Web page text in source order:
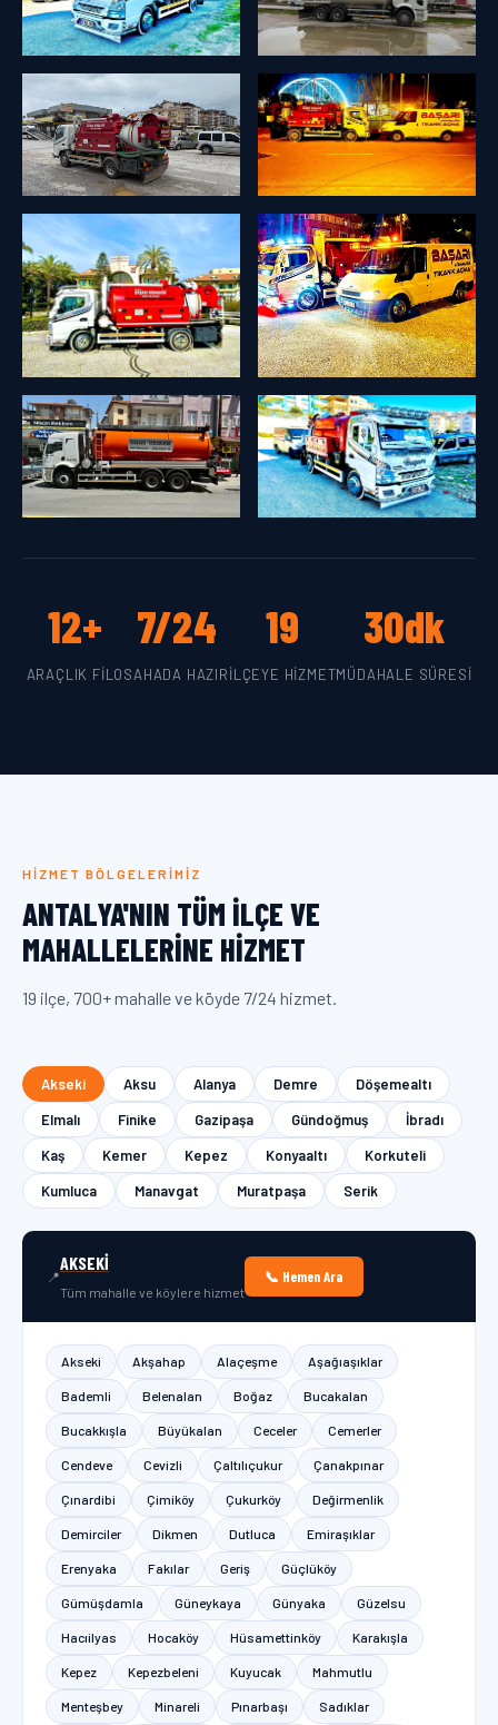
12+
ARAÇLIK FILO
7/24
SAHADA HAZIR
19
İLÇEYE HIZMET
30dk
MÜDAHALE SÜRESI
HIZMET BÖLGELERIMIZ
ANTALYA'NIN TÜM İLÇE VE
MAHALLELERINE HIZMET
19 ilçe, 700+ mahalle ve köyde 7/24 hizmet.
Akseki Aksu Alanya Demre
Döşemealtı
Elmalı
Finike Gazipaşa Gündoğmuş
İbradı
Kaş
Kemer Kepez Konyaaltı
Korkuteli
Kumluca
Manavgat Muratpaşa Serik
📍
AKSEKI
Tüm mahalle ve köylere hizmet
📞 Hemen Ara
Akseki Akşahap Alaçeşme Aşağıaşıklar
Bademli Belenalan Boğaz Bucakalan
Bucakkışla Büyükalan Ceceler Cemerler
Cendeve Cevizli Çaltılıçukur Çanakpınar
Çınardibi Çimiköy Çukurköy Değirmenlik
Demirciler Dikmen Dutluca Emiraşıklar
Erenyaka Fakılar Geriş Güçlüköy
Gümüşdamla Güneykaya Günyaka Güzelsu
Hacıilyas Hocaköy Hüsamettinköy Karakışla
Kepez Kepezbeleni Kuyucak Mahmutlu
Menteşbey Minareli Pınarbaşı Sadıklar